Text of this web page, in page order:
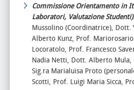
Commissione Orientamento in
Laboratori, Valutazione Studenti)
Mussolino (Coordinatrice), Dott.
Alberto Kunz, Prof.
Locoratolo, Prof. Francesco
Nadia Netti, Dott. Alberto Mula,
Sig.ra Marialuisa Proto
Scotti, Prof. Luigi Maria Sicca,